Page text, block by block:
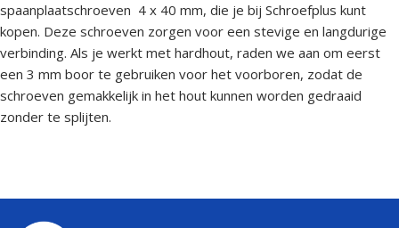
spaanplaatschroeven 4 x 40 mm, die je bij Schroefplus kunt
kopen. Deze schroeven zorgen voor een stevige en langdurige
verbinding. Als je werkt met hardhout, raden we aan om eerst
een 3 mm boor te gebruiken voor het voorboren, zodat de
schroeven gemakkelijk in het hout kunnen worden gedraaid
zonder te splijten.